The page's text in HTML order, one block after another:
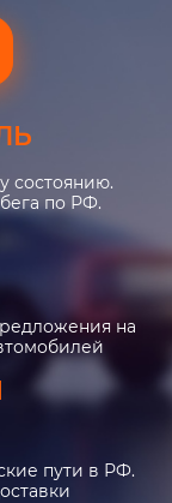
состоянию.
по РФ.
на
пути в РФ.